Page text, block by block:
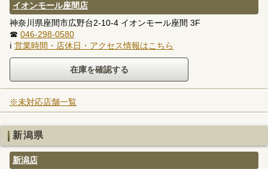
イオンモール座間店
神奈川県座間市広野台2-10-4 イオンモール座間 3F
☎ 046-298-0580
ℹ 営業時間・店休日・アクセス情報はこちら
※未対応店舗一覧
新潟県
新潟店